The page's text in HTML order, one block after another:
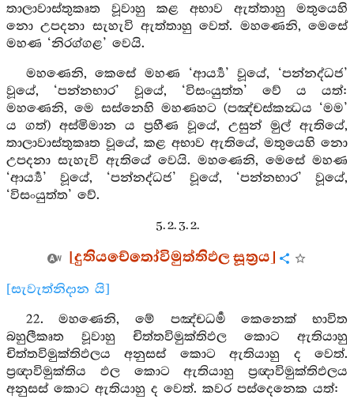
තාලාවාස්තුකෘත වූවාහු කළ අභාව ඇත්තාහු මතුයෙහි
නො උපදනා සැහැවි ඇත්තාහු වෙත්. මහණෙනි, මෙසේ
මහණ ‘නිරග්ගළ’ වෙයි.
මහණෙනි, කෙසේ මහණ ‘ආර්‍ය්‍ය’ වූයේ, ‘පන්නද්ධජ’
වූයේ, ‘පන්නභාර’ වූයේ, ‘විසංයුත්ත’ වේ ය යත්:
මහණෙනි, මෙ සස්නෙහි මහණහට (පඤ්චස්කන්‍ධය ‘මම’
ය ගත්) අස්මිමාන ය ප්‍රහීණ වූයේ, උසුන් මුල් ඇතියේ,
තාලාවාස්තුකෘත වූයේ, කළ අභාව ඇතියේ, මතුයෙහි නො
උපදනා සැහැවි ඇතියේ වෙයි. මහණෙනි, මෙසේ මහණ
‘ආර්‍ය්‍ය’ වූයේ, ‘පන්නද්ධජ’ වූයේ, ‘පන්නභාර’ වූයේ,
‘විසංයුත්ත’ වේ.
5. 2. 3. 2.
[දුතියචේතෝවිමුත්තිඵල සූත්‍රය]
[සැවැත්නිදාන යි]
22. මහණෙනි, මේ පඤ්චධර්‍ම කෙනෙක් භාවිත
බහුලීකෘත වූවාහු චිත්තවිමුක්තිඵල කොට ඇතියාහු
චිත්තවිමුක්තිඵලය අනුසස් කොට ඇතියාහු ද වෙත්.
ප්‍රඥාවිමුක්තිය ඵල කොට ඇතියාහු ප්‍රඥාවිමුක්තිඵලය
අනුසස් කොට ඇතියාහු ද වෙත්. කවර පස්දෙනෙක යත්: